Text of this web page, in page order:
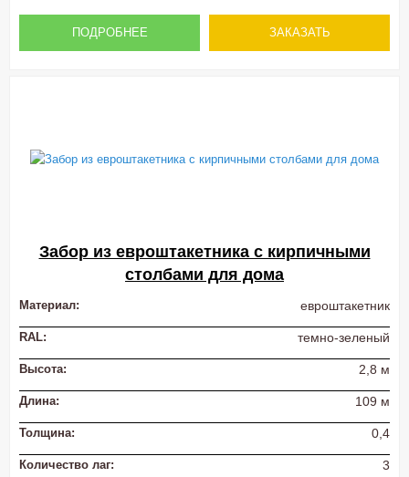
ПОДРОБНЕЕ ЗАКАЗАТЬ
Забор из евроштакетника с кирпичными
столбами для дома
Материал: евроштакетник
RAL: темно-зеленый
Высота: 2,8 м
Длина: 109 м
Толщина: 0,4
Количество лаг: 3